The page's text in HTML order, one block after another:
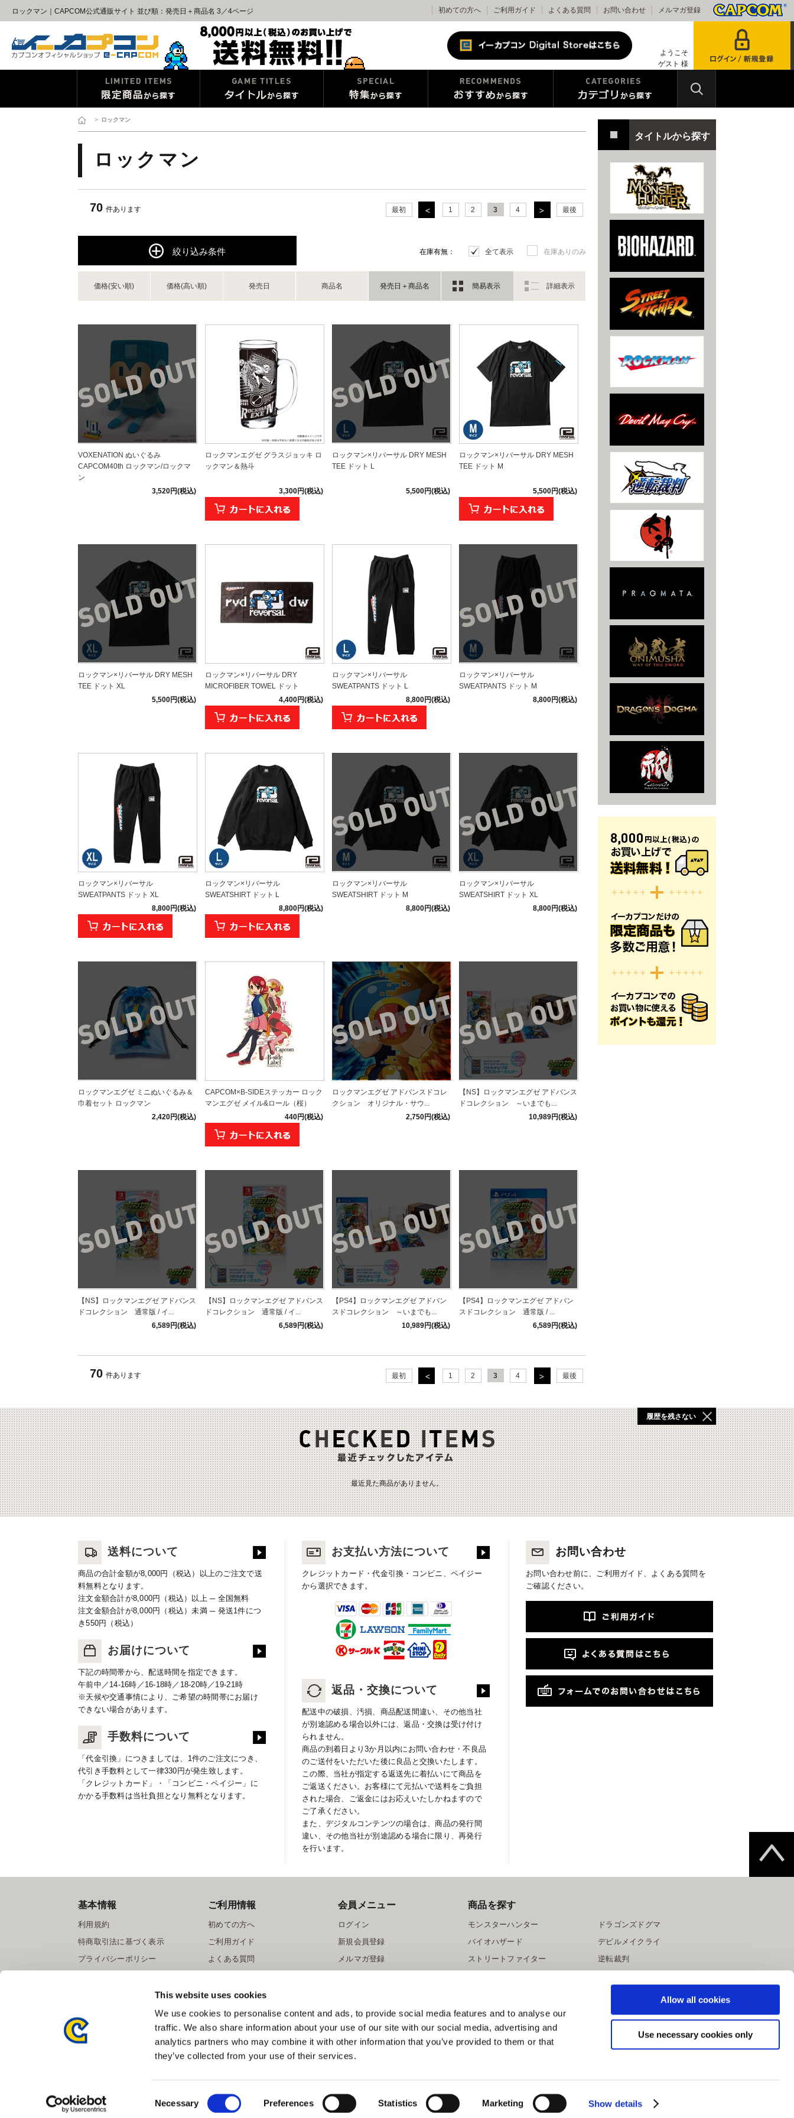
This website uses cookies
We use cookies to personalise content and ads, to provide social media features and to analyse our
traffic. We also share information about your use of our site with our social media, advertising and
analytics partners who may combine it with other information that you’ve provided to them or that
they’ve collected from your use of their services.
Selection
Necessary Preferences Statistics Marketing Show details
Allow all cookies
Use necessary cookies only
ロックマン｜CAPCOM公式通販サイト 並び順：発売日＋商品名 3／4ページ 初めての方へ ご利用ガイド よくある質問 お問い合わせ メルマガ登録
ようこそ
ゲスト 様
> ロックマン
ロックマン
70 件あります 最初 1 2 3 4 最後
絞り込み条件 在庫有無： 全て表示 在庫ありのみ
価格(安い順) 価格(高い順) 発売日 商品名 発売日＋商品名 簡易表示 詳細表示
VOXENATION ぬいぐるみ
CAPCOM40th ロックマン/ロックマ
ン
3,520円(税込)
ロックマンエグゼ グラスジョッキ ロ
ックマン＆熱斗
3,300円(税込)
ロックマン×リバーサル DRY MESH
TEE ドット L
5,500円(税込)
ロックマン×リバーサル DRY MESH
TEE ドット M
5,500円(税込)
ロックマン×リバーサル DRY MESH
TEE ドット XL
5,500円(税込)
ロックマン×リバーサル DRY
MICROFIBER TOWEL ドット
4,400円(税込)
ロックマン×リバーサル
SWEATPANTS ドット L
8,800円(税込)
ロックマン×リバーサル
SWEATPANTS ドット M
8,800円(税込)
ロックマン×リバーサル
SWEATPANTS ドット XL
8,800円(税込)
ロックマン×リバーサル
SWEATSHIRT ドット L
8,800円(税込)
ロックマン×リバーサル
SWEATSHIRT ドット M
8,800円(税込)
ロックマン×リバーサル
SWEATSHIRT ドット XL
8,800円(税込)
ロックマンエグゼ ミニぬいぐるみ＆
巾着セット ロックマン
2,420円(税込)
CAPCOM×B-SIDEステッカー ロック
マンエグゼ メイル&ロール（桜）
440円(税込)
ロックマンエグゼ アドバンスドコレ
クション オリジナル・サウ...
2,750円(税込)
【NS】ロックマンエグゼ アドバンス
ドコレクション ～いまでも...
10,989円(税込)
【NS】ロックマンエグゼ アドバンス
ドコレクション 通常版 / イ...
6,589円(税込)
【NS】ロックマンエグゼ アドバンス
ドコレクション 通常版 / イ...
6,589円(税込)
【PS4】ロックマンエグゼ アドバン
スドコレクション ～いまでも...
10,989円(税込)
【PS4】ロックマンエグゼ アドバン
スドコレクション 通常版 / ...
6,589円(税込)
70 件あります 最初 1 2 3 4 最後
タイトルから探す
最近見た商品がありません。
履歴を残さない
送料について
商品の合計金額が8,000円（税込）以上のご注文で送
料無料となります。
注文金額合計が8,000円（税込）以上 ─ 全国無料
注文金額合計が8,000円（税込）未満 ─ 発送1件につ
き550円（税込）
お届けについて
下記の時間帯から、配送時間を指定できます。
午前中／14-16時／16-18時／18-20時／19-21時
※天候や交通事情により、ご希望の時間帯にお届け
できない場合があります。
手数料について
「代金引換」につきましては、1件のご注文につき、
代引き手数料として一律330円が発生致します。
「クレジットカード」・「コンビニ・ペイジー」に
かかる手数料は当社負担となり無料となります。
お支払い方法について
クレジットカード・代金引換・コンビニ、ペイジー
から選択できます。
返品・交換について
配送中の破損、汚損、商品配送間違い、その他当社
が別途認める場合以外には、返品・交換は受け付け
られません。
商品の到着日より3か月以内にお問い合わせ・不良品
のご送付をいただいた後に良品と交換いたします。
この際、当社が指定する返送先に着払いにて商品を
ご返送ください。お客様にて元払いで送料をご負担
された場合、ご返金にはお応えいたしかねますので
ご了承ください。
また、デジタルコンテンツの場合は、商品の発行間
違い、その他当社が別途認める場合に限り、再発行
を行います。
お問い合わせ
お問い合わせ前に、ご利用ガイド、よくある質問を
ご確認ください。
基本情報
利用規約
特商取引法に基づく表示
プライバシーポリシー
ご利用情報
初めての方へ
ご利用ガイド
よくある質問
提携サイト募集
会員メニュー
ログイン
新規会員登録
メルマガ登録
商品を探す
モンスターハンター
バイオハザード
ストリートファイター
ドラゴンズドグマ
デビルメイクライ
逆転裁判
スマートフォン版を表示する